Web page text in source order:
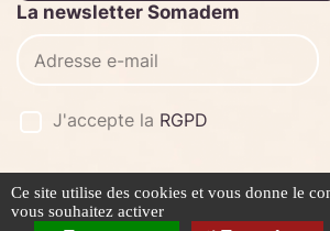
La newsletter Somadem
J'accepte la RGPD
©2026 -Stafe.fr
Mentions légales
Politique de
Ce site utilise des cookies et vous donne le
vous souhaitez activer